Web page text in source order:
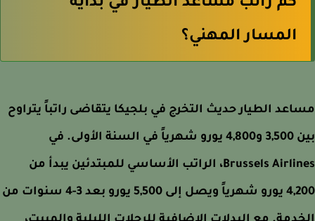
كم راتب مساعد الطيار في بداية
المسار المهني؟
الطيار حديث التخرج في بلجيكا يتقاضى راتباً يتراوح
بين 3,500 و4,800 يورو شهرياً في السنة الأولى. في
Brussels Airlines، الراتب الأساسي للمبتدئين يبدأ من
4,200 يورو شهرياً ويصل إلى 5,500 يورو بعد 3-4 سنوات من